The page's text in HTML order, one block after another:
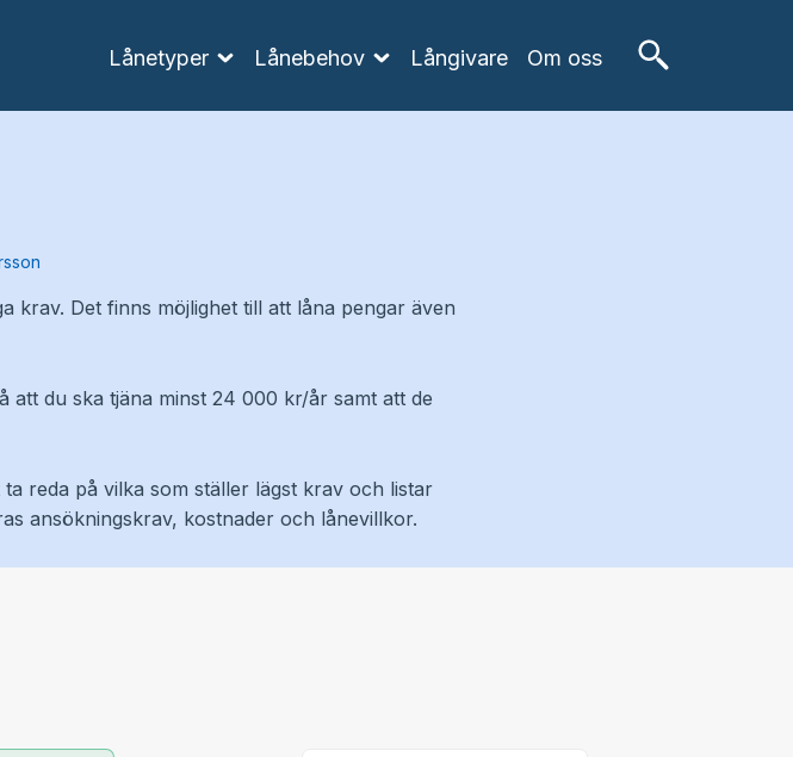
Lånetyper Lånebehov Långivare Om oss
krav. Det finns möjlighet till att låna pengar även
att du ska tjäna minst 24 000 kr/år samt att de
reda på vilka som ställer lägst krav och listar
ansökningskrav, kostnader och lånevillkor.